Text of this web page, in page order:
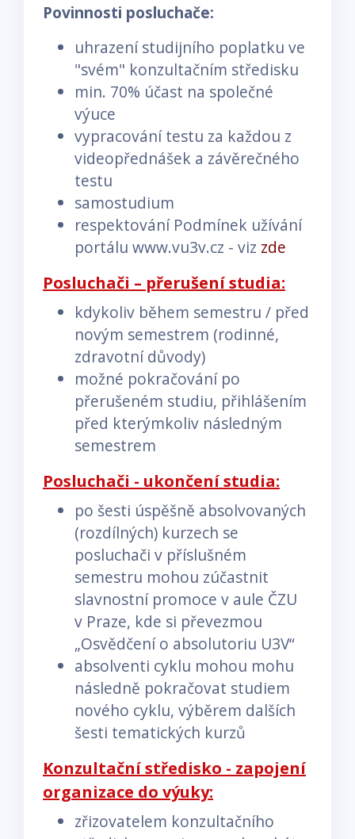
Povinnosti posluchače:
uhrazení studijního poplatku ve
"svém" konzultačním středisku
min. 70% účast na společné
výuce
vypracování testu za každou z
videopřednášek a závěrečného
testu
samostudium
respektování Podmínek užívání
portálu www.vu3v.cz - viz zde
Posluchači – přerušení studia:
kdykoliv během semestru / před
novým semestrem (rodinné,
zdravotní důvody)
možné pokračování po
přerušeném studiu, přihlášením
před kterýmkoliv následným
semestrem
Posluchači - ukončení studia:
po šesti úspěšně absolvovaných
(rozdílných) kurzech se
posluchači v příslušném
semestru mohou zúčastnit
slavnostní promoce v aule ČZU
v Praze, kde si převezmou
„Osvědčení o absolutoriu U3V“
absolventi cyklu mohou mohu
následně pokračovat studiem
nového cyklu, výběrem dalších
šesti tematických kurzů
Konzultační středisko - zapojení
organizace do výuky:
zřizovatelem konzultačního